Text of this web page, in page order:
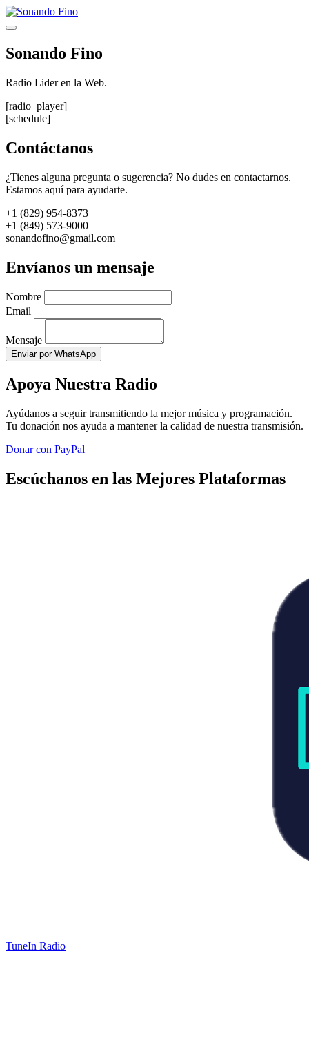
Saltar
al
Menú
Sonando Fino
Radio Lider en la Web.
[radio_player]
[schedule]
Contáctanos
¿Tienes alguna pregunta o sugerencia? No dudes en contactarnos.
Estamos aquí para ayudarte.
+1 (829) 954-8373
+1 (849) 573-9000
sonandofino@gmail.com
Envíanos un mensaje
Nombre
Email
Mensaje
Enviar por WhatsApp
Apoya Nuestra Radio
Ayúdanos a seguir transmitiendo la mejor música y programación.
Tu donación nos ayuda a mantener la calidad de nuestra transmisión.
Donar con PayPal
Escúchanos en las Mejores Plataformas
TuneIn Radio